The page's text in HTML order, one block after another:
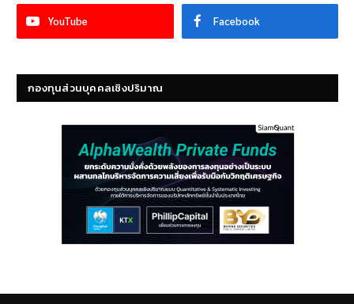
YouTube Facebook
กองทุนส่วนบุคคลเชิงปริมาณ